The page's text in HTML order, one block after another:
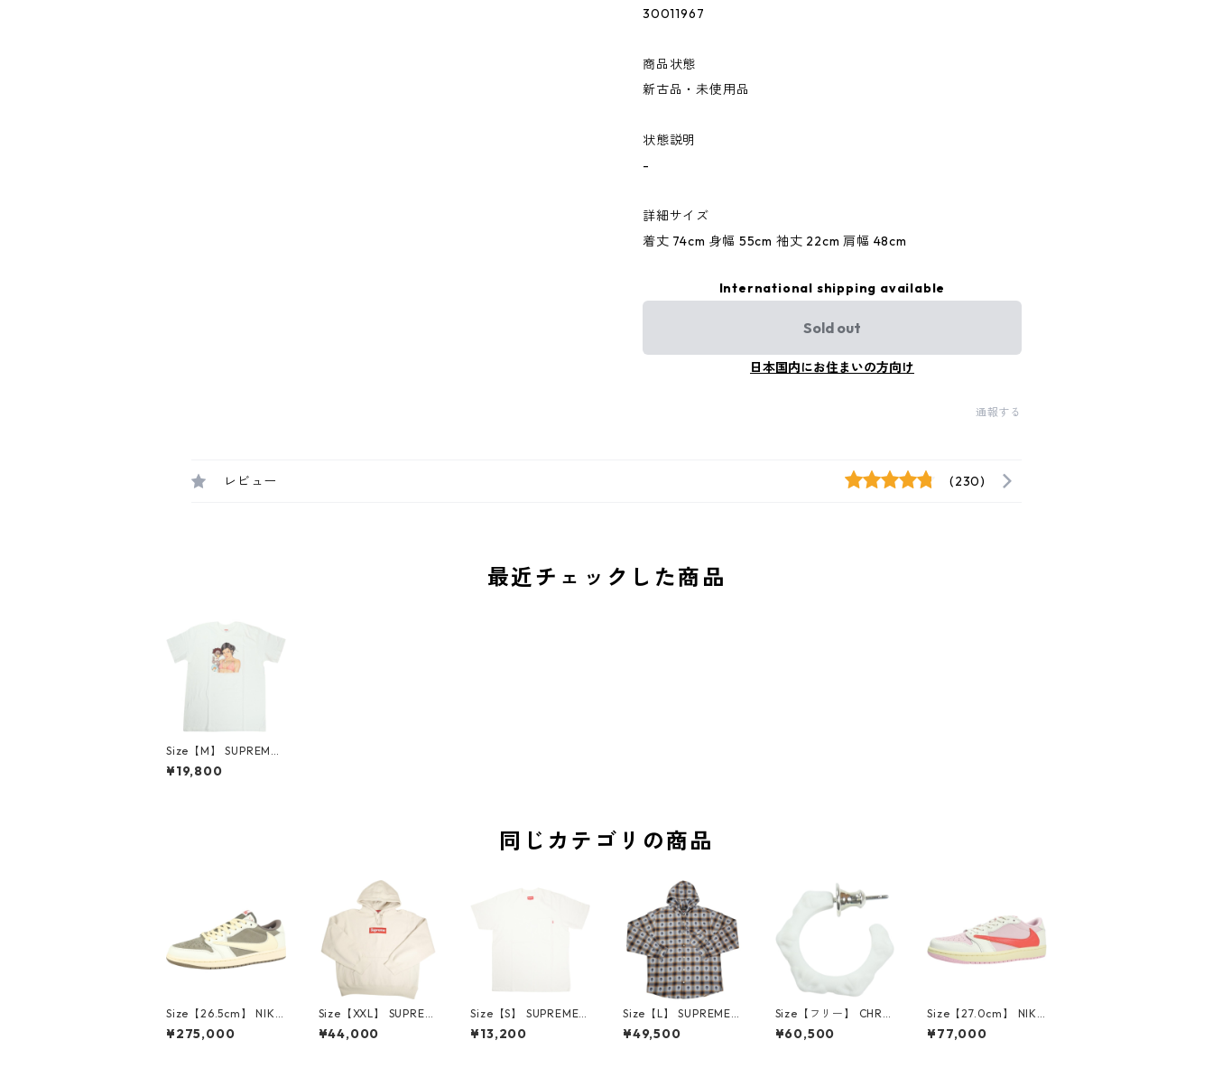
30011967
商品状態
新古品・未使用品
状態説明
-
詳細サイズ
着丈 74cm 身幅 55cm 袖丈 22cm 肩幅 48cm
International shipping available
Sold out
日本国内にお住まいの方向け
通報する
レビュー (230)
最近チェックした商品
Size【M】 SUPREME
シュプリーム 25FW A
ngel Tee White Tシャ
¥19,800
同じカテゴリの商品
Size【26.5cm】 NIKE
ナイキ ×Travis Scott
AIR JORDAN 1 LOW
¥275,000
Size【XXL】 SUPREM
E シュプリーム 24AW
Box Logo Hooded Sw
¥44,000
Size【S】 SUPREME
シュプリーム S/S Poc
ket Tee White Tシャ
¥13,200
Size【L】 SUPREME
シュプリーム ×Numbe
r (N)ine 25FW Hoode
¥49,500
Size【フリー】 CHRO
ME HEARTS クロム・
ハーツ CH Cross SING
¥60,500
Size【27.0cm】 NIKE
ナイキ ×Travis Scott
AIR JORDAN 1 LOW
¥77,000